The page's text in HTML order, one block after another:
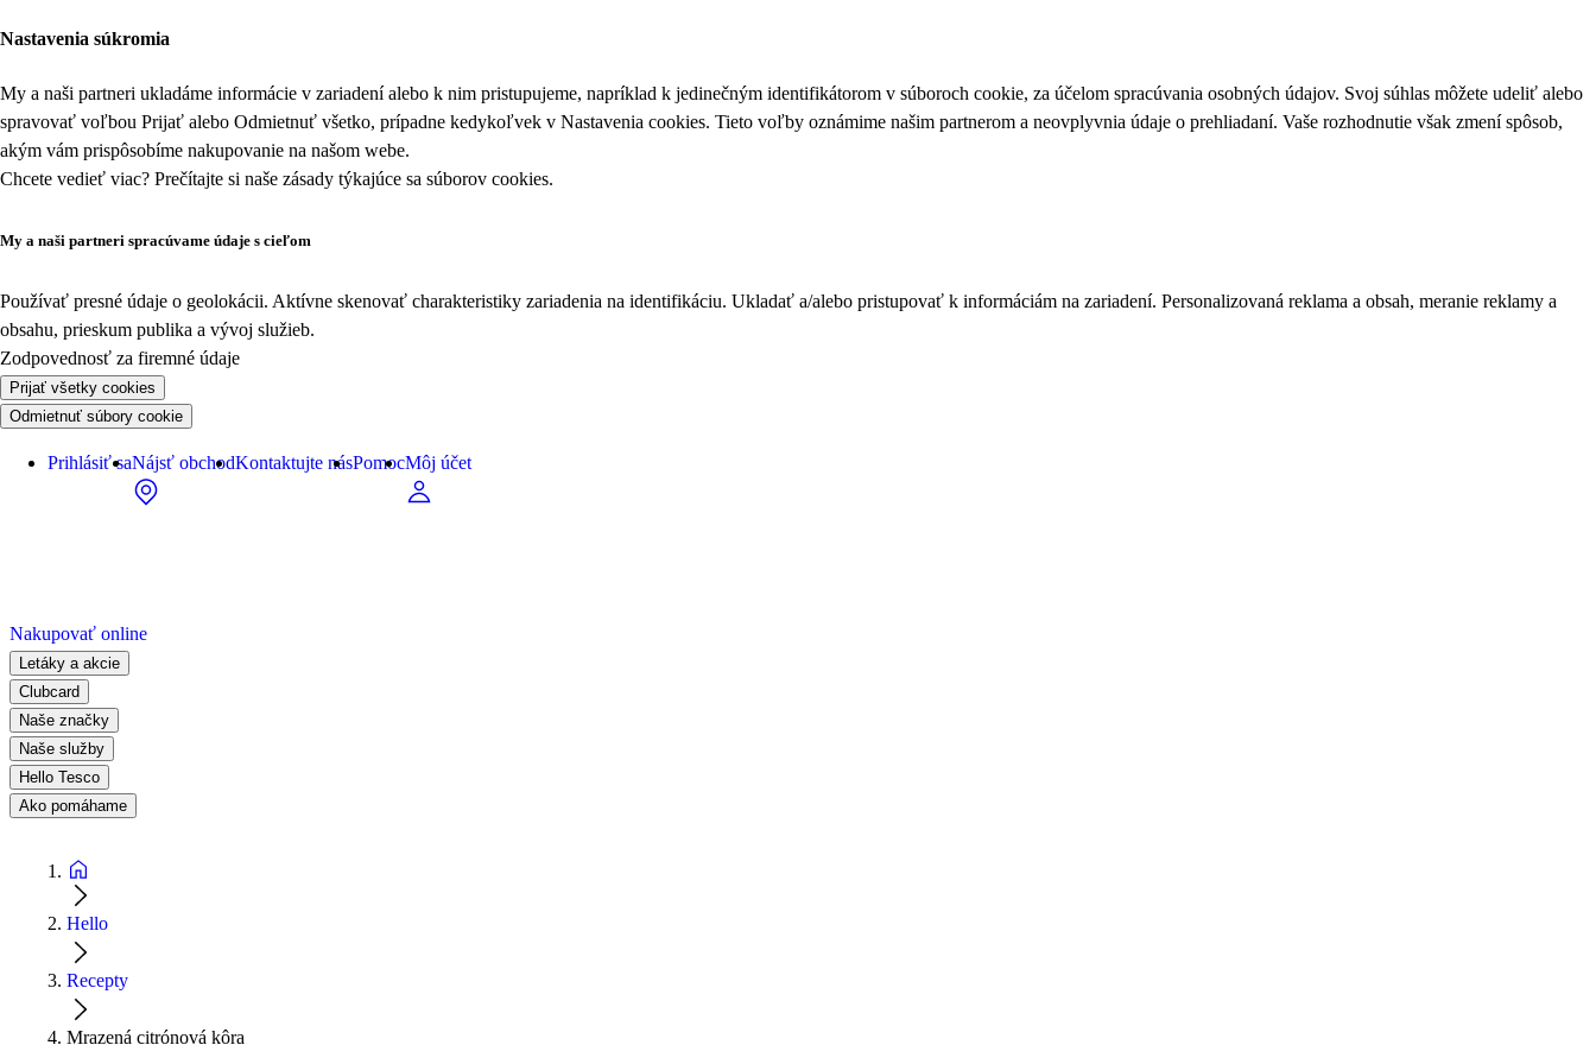
Nastavenia súkromia
My a naši partneri ukladáme informácie v zariadení alebo k nim pristupujeme, napríklad k jedinečným identifikátorom v súboroch cookie, za účelom spracúvania osobných údajov. Svoj súhlas môžete udeliť alebo
spravovať voľbou Prijať alebo Odmietnuť všetko, prípadne kedykoľvek v Nastavenia cookies. Tieto voľby oznámime našim partnerom a neovplyvnia údaje o prehliadaní. Vaše rozhodnutie však zmení spôsob,
akým vám prispôsobíme nakupovanie na našom webe.
Chcete vedieť viac? Prečítajte si naše zásady týkajúce sa súborov cookies.
My a naši partneri spracúvame údaje s cieľom
Používať presné údaje o geolokácii. Aktívne skenovať charakteristiky zariadenia na identifikáciu. Ukladať a/alebo pristupovať k informáciám na zariadení. Personalizovaná reklama a obsah, meranie reklamy a
obsahu, prieskum publika a vývoj služieb.
Zodpovednosť za firemné údaje
Prijať všetky cookies
Odmietnuť súbory cookie
Prihlásiť saNájsť obchodKontaktujte násPomocMôj účet
Nakupovať online
Letáky a akcie
Clubcard
Naše značky
Naše služby
Hello Tesco
Ako pomáhame
Hello
Recepty
Mrazená citrónová kôra